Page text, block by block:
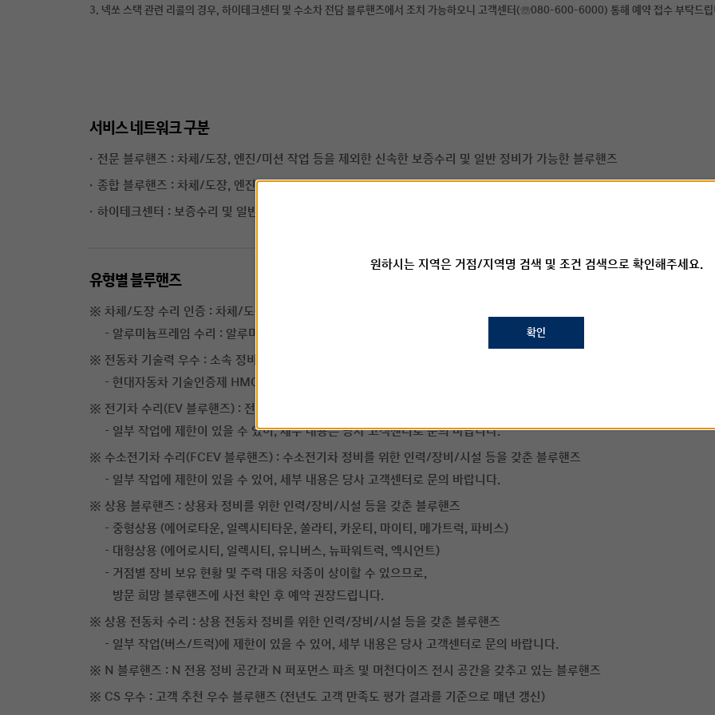
3. 넥쏘 스택 관련 리콜의 경우, 하이테크센터 및 수소차 전담 블루핸즈에서 조치 가능하오니 고객센터(☏080-600-6000) 통해 예약 접수 부탁드립
서비스 네트워크 구분
전문 블루핸즈 : 차체/도장, 엔진/미션 작업 등을 제외한 신속한 보증수리 및 일반 정비가 가능한 블루핸즈
종합 블루핸즈 : 차체/도장, 엔진/미션 작업 등을 포함한 모든 보증수리 및 일반 정비가 가능한 블루핸즈(단, 대형 상용의 경
하이테크센터 : 보증수리 및 일반 정비가 가능한 현대자동차 직영 정비 거점 (단, 일부 차종의 경우 시설/장비에 따라 일부 서
유형별 블루핸즈
차체/도장 수리 인증 : 차체/도장 수리 관련 차별화된 인력/장비/시설 등을 보유하여 인증받은 블루핸즈
알루미늄프레임 수리 : 알루미늄 재질의 차체 수리 가능한 블루핸즈
전동차 기술력 우수 : 소속 정비사 중 HMCP L3e 자격을 50% 이상 보유한 블루핸즈
현대자동차 기술인증제 HMCP의 L3e 자격은 전동차에 대한 깊이 있는 이해와 정비역량을 갖춘 인재에게 부여됩니다.
전기차 수리(EV 블루핸즈) : 전기차 정비를 위한 인력/장비/시설 등을 갖춘 블루핸즈
일부 작업에 제한이 있을 수 있어, 세부 내용은 당사 고객센터로 문의 바랍니다.
수소전기차 수리(FCEV 블루핸즈) : 수소전기차 정비를 위한 인력/장비/시설 등을 갖춘 블루핸즈
일부 작업에 제한이 있을 수 있어, 세부 내용은 당사 고객센터로 문의 바랍니다.
상용 블루핸즈 : 상용차 정비를 위한 인력/장비/시설 등을 갖춘 블루핸즈
중형상용 (에어로타운, 일렉시티타운, 쏠라티, 카운티, 마이티, 메가트럭, 파비스)
대형상용 (에어로시티, 일렉시티, 유니버스, 뉴파워트럭, 엑시언트)
거점별 장비 보유 현황 및 주력 대응 차종이 상이할 수 있으므로,
방문 희망 블루핸즈에 사전 확인 후 예약 권장드립니다.
상용 전동차 수리 : 상용 전동차 정비를 위한 인력/장비/시설 등을 갖춘 블루핸즈
일부 작업(버스/트럭)에 제한이 있을 수 있어, 세부 내용은 당사 고객센터로 문의 바랍니다.
N 블루핸즈 : N 전용 정비 공간과 N 퍼포먼스 파츠 및 머천다이즈 전시 공간을 갖추고 있는 블루핸즈
CS 우수 : 고객 추천 우수 블루핸즈 (전년도 고객 만족도 평가 결과를 기준으로 매년 갱신)
원하시는 지역은 거점/지역명 검색 및 조건 검색으로 확인해주세요.
확인